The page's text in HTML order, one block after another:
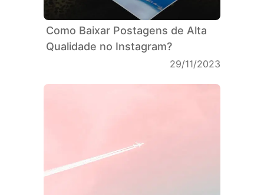
Como Baixar Postagens de Alta
Qualidade no Instagram?
29/11/2023